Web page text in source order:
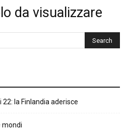
da visualizzare
22: la Finlandia aderisce
mondi